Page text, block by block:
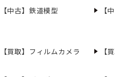
【中古】鉄道模型 【
【買取】フィルムカメラ 【